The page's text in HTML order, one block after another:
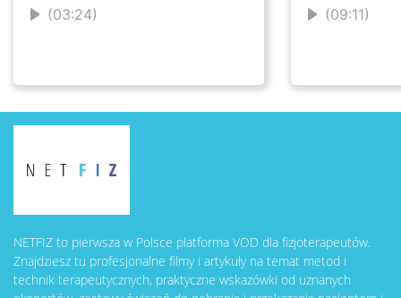
(03:24) (09:11)
NETFIZ to pierwsza w Polsce platforma VOD dla fizjoterapeutów.
Znajdziesz tu profesjonalne filmy i artykuły na temat metod i
technik terapeutycznych, praktyczne wskazówki od uznanych